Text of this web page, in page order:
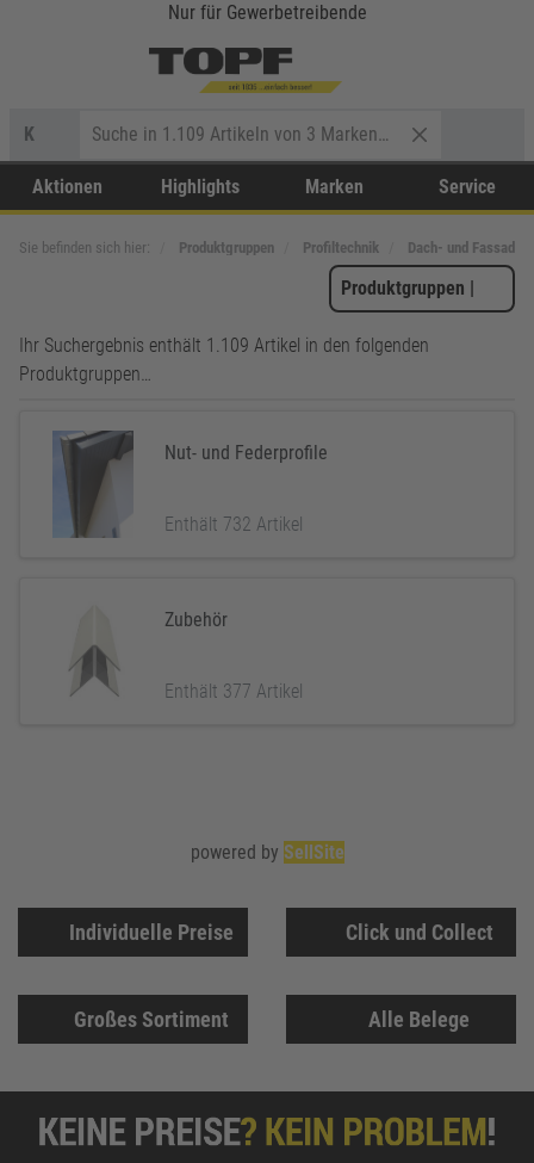
Nur für Gewerbetreibende
K
Aktionen Highlights Marken Service
Sie befinden sich hier: Produktgruppen Profiltechnik Dach- und
Produktgruppen |
Ihr Suchergebnis enthält 1.109 Artikel in den folgenden
Produktgruppen…
Nut- und Federprofile
Enthält 732 Artikel
Zubehör
Enthält 377 Artikel
Individuelle Preise Click und Collect
Großes Sortiment Alle Belege
powered by SellSite